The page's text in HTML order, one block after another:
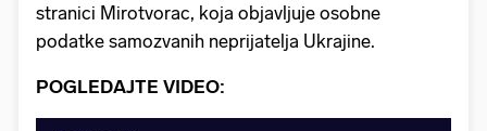
stranici Mirotvorac, koja objavljuje osobne
podatke samozvanih neprijatelja Ukrajine.
POGLEDAJTE VIDEO: